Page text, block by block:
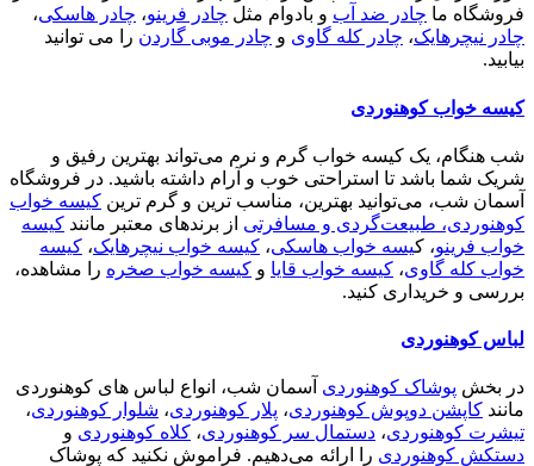
فروشگاه ما چادر ضد آب و بادوام مثل چادر فرینو، چادر هاسکی،
چادر نیچرهایک، چادر کله گاوی و چادر موبی گاردن را می توانید
بیابید.
کیسه خواب کوهنوردی
شب هنگام، یک کیسه خواب گرم و نرم می‌تواند بهترین رفیق و
شریک شما باشد تا استراحتی خوب و آرام داشته باشید. در فروشگاه
آسمان شب، می‌توانید بهترین، مناسب ترین و گرم ترین کیسه خواب
کوهنوردی، طبیعت‌گردی و مسافرتی از برندهای معتبر مانند کیسه
خواب فرینو، کیسه خواب هاسکی، کیسه خواب نیچرهایک، کیسه
خواب کله گاوی، کیسه خواب قایا و کیسه خواب صخره را مشاهده،
بررسی و خریداری کنید.
لباس کوهنوردی
در بخش پوشاک کوهنوردی آسمان شب، انواع لباس های کوهنوردی
مانند کاپشن دوپوش کوهنوردی، پلار کوهنوردی، شلوار کوهنوردی،
تیشرت کوهنوردی، دستمال سر کوهنوردی، کلاه کوهنوردی و
دستکش کوهنوردی را ارائه می‌دهیم. فراموش نکنید که پوشاک